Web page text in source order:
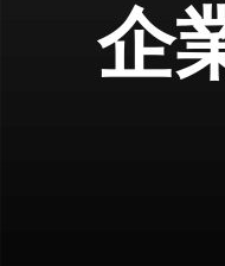
企